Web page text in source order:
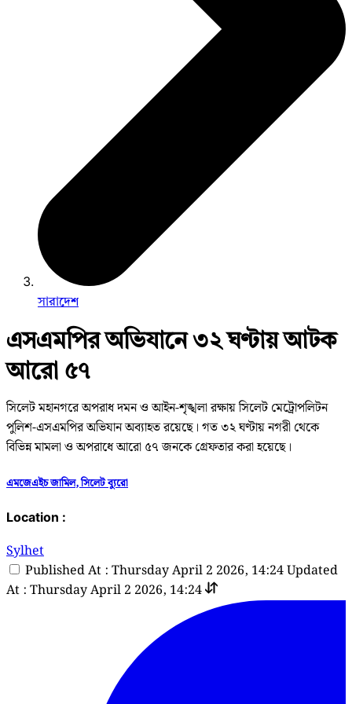
সারাদেশ
এসএমপির অভিযানে ৩২ ঘণ্টায় আটক
আরো ৫৭
সিলেট মহানগরে অপরাধ দমন ও আইন-শৃঙ্খলা রক্ষায় সিলেট মেট্রোপলিটন
পুলিশ-এসএমপির অভিযান অব্যাহত রয়েছে। গত ৩২ ঘণ্টায় নগরী থেকে
বিভিন্ন মামলা ও অপরাধে আরো ৫৭ জনকে গ্রেফতার করা হয়েছে।
এমজেএইচ জামিল, সিলেট ব্যুরো
Location :
Sylhet
Published At : Thursday April 2 2026, 14:24Updated
At : Thursday April 2 2026, 14:24